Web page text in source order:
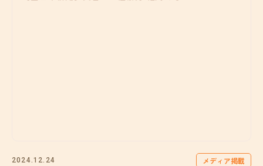
2024.12.24 メディア掲載